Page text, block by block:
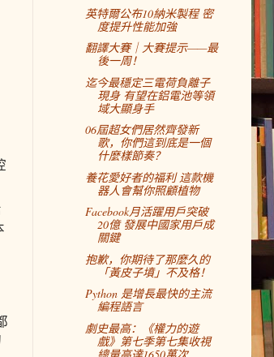
英特爾公布10納米製程 密
度提升性能加強
翻譯大賽｜大賽提示——最
後一周！
迄今最穩定三電荷負離子
現身 有望在鋁電池等領
域大顯身手
06屆超女們居然齊發新
歌，你們這到底是一個
什麼樣節奏？
養花愛好者的福利 這款機
器人會幫你照顧植物
Facebook月活躍用戶突破
20億 發展中國家用戶成
關鍵
抱歉，你期待了那麼久的
「黃皮子墳」不及格！
Python 是增長最快的主流
編程語言
劇史最高：《權力的遊
戲》第七季第七集收視
總量高達1650萬次